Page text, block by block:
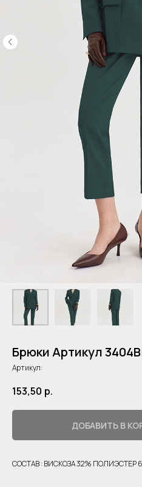
Брюки Артикул
Артикул:
153,50 р.
ДОБАВИТЬ В
СОСТАВ : ВИСКОЗА 32% ПОЛИЭСТЕР